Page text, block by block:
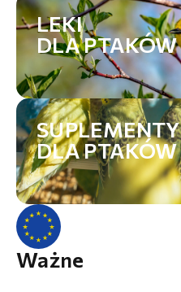
LEKI
DLA PTAKÓW
SUPLEMENTY
DLA PTAKÓW
Ważne